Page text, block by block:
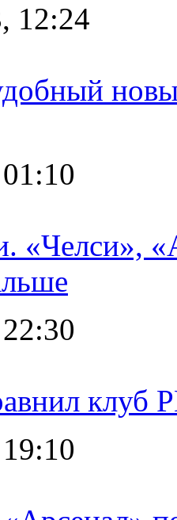
12:24
«Челси»,
клуб